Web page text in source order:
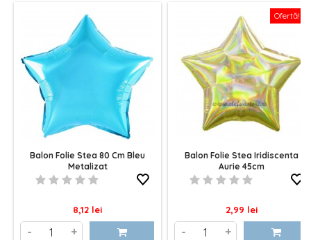
Balon Folie Stea 80 Cm Bleu
Metalizat
Pret
8,12 lei
- +
Ofertă!
Balon Folie Stea Iridiscenta
Aurie 45cm
Pret
2,99 lei
- +